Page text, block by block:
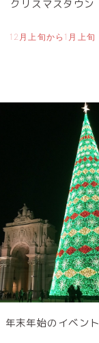
クリスマスタウン
12月上旬から1月上旬
年末年始のイベント